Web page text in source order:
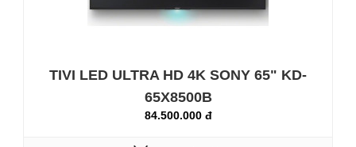
14.800.000 đ
TIVI LED ULTRA HD 4K SONY 65" KD-
65X8500B
84.500.000 đ